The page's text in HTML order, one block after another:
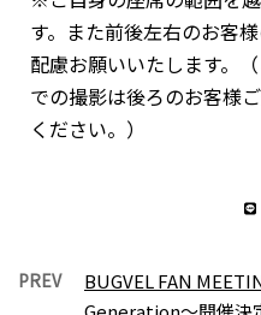
す。また前後左右のお客
配慮お願いいたします。
での撮影は後ろのお客様
ください。）
PREV
BUGVEL FAN